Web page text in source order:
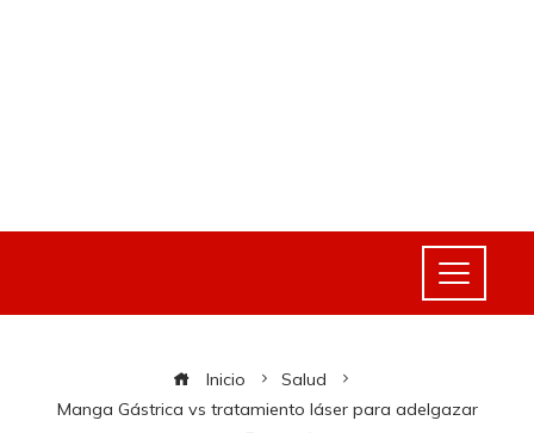
Inicio
Salud
Manga Gástrica vs tratamiento láser para adelgazar